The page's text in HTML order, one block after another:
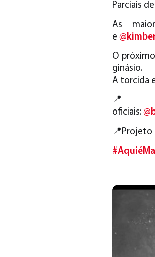
Parciais
As
e
O
ginásio.
A torcida
oficiais:
📍Projeto